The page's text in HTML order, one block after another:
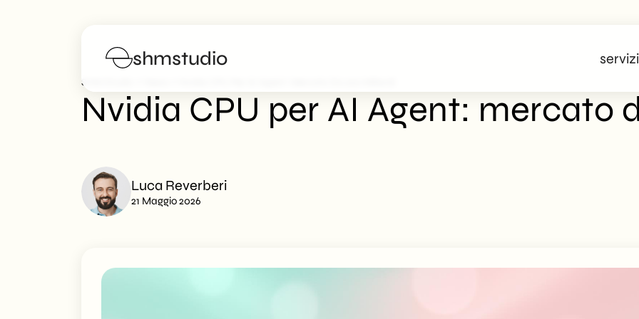
shmstudio servizi
Manifesto
SHM Studio
Nvidia CPU per AI Agent: mercato
Luca Reverberi
21 Maggio 2026